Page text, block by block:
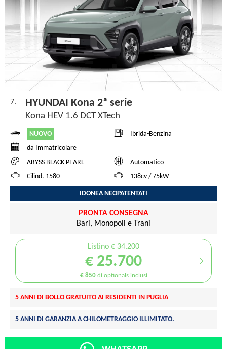
7. HYUNDAI Kona 2ª serie
Kona HEV 1.6 DCT XTech
NUOVO
Ibrida-Benzina
da Immatricolare
ABYSS BLACK PEARL
Automatico
Cilind. 1580
138cv / 75kW
IDONEA NEOPATENTATI
PRONTA CONSEGNA
Bari, Monopoli e Trani
Listino € 34.200
€ 25.700
€ 850di optionals inclusi
5 ANNI DI BOLLO GRATUITO AI RESIDENTI IN PUGLIA
5 ANNI DI GARANZIA A CHILOMETRAGGIO ILLIMITATO.